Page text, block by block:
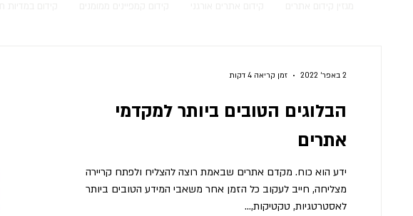
הבלוגים הטובים ביותר למקדמי
אתרים
ידע הוא כוח. מקדם אתרים שבאמת רוצה להצליח ולפתח קריירה
מצליחה, חייב לעקוב כל הזמן אחר משאבי המידע הטובים ביותר
לאסטרטגיות, טקטיקות,...
2 באפר׳ 2022 זמן קריאה 4 דקות